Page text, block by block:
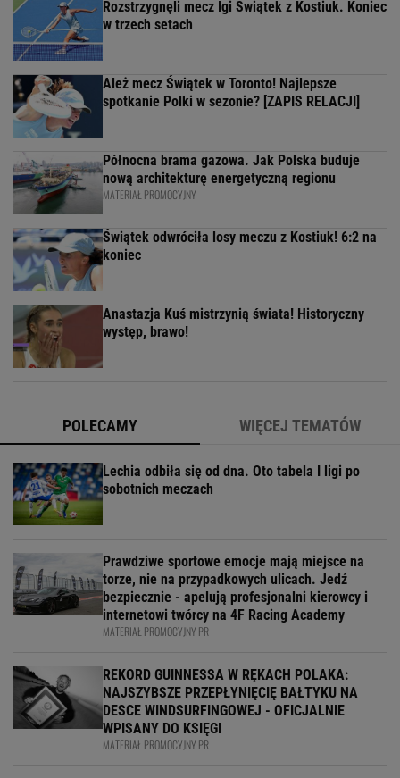
Rozstrzygnęli mecz Igi Świątek z Kostiuk. Koniec
w trzech setach
Ależ mecz Świątek w Toronto! Najlepsze
spotkanie Polki w sezonie? [ZAPIS RELACJI]
Północna brama gazowa. Jak Polska buduje
nową architekturę energetyczną regionu
MATERIAŁ PROMOCYJNY
Świątek odwróciła losy meczu z Kostiuk! 6:2 na
koniec
Anastazja Kuś mistrzynią świata! Historyczny
występ, brawo!
POLECAMY WIĘCEJ TEMATÓW
Lechia odbiła się od dna. Oto tabela I ligi po
sobotnich meczach
Prawdziwe sportowe emocje mają miejsce na
torze, nie na przypadkowych ulicach. Jedź
bezpiecznie - apelują profesjonalni kierowcy i
internetowi twórcy na 4F Racing Academy
MATERIAŁ PROMOCYJNY PR
REKORD GUINNESSA W RĘKACH POLAKA:
NAJSZYBSZE PRZEPŁYNIĘCIĘ BAŁTYKU NA
DESCE WINDSURFINGOWEJ - OFICJALNIE
WPISANY DO KSIĘGI
MATERIAŁ PROMOCYJNY PR